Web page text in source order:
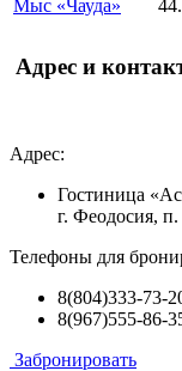
Мыс «Чауда»
Адрес и
Адрес:
Гостиница
г. Феодосия,
Телефоны для
8(804)333-73-
8(967)555-86-
Забронировать